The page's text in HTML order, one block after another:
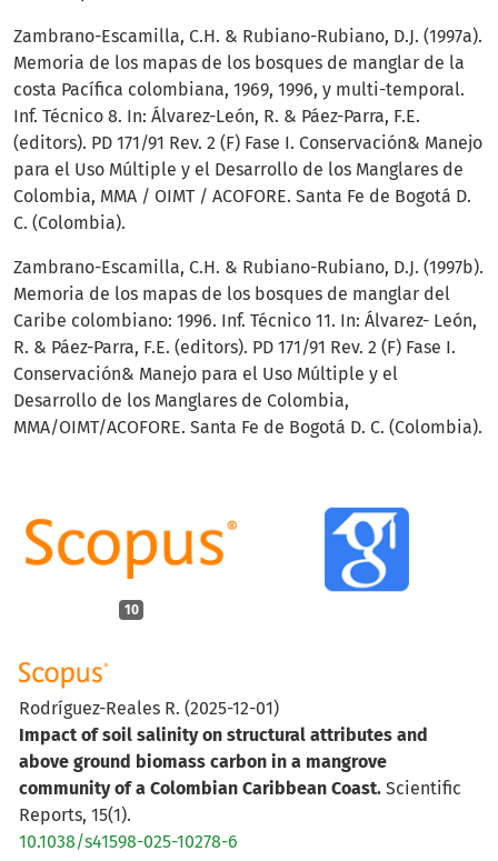
10
Rodríguez-Reales R. (2025-12-01)
Impact of soil salinity on structural attributes and
above ground biomass carbon in a mangrove
community of a Colombian Caribbean Coast. Scientific
Reports, 15(1).
10.1038/s41598-025-10278-6
Zambrano-Escamilla, C.H. & Rubiano-Rubiano, D.J. (1997a).
Memoria de los mapas de los bosques de manglar de la
costa Pacífica colombiana, 1969, 1996, y multi-temporal.
Inf. Técnico 8. In: Álvarez-León, R. & Páez-Parra, F.E.
(editors). PD 171/91 Rev. 2 (F) Fase I. Conservación& Manejo
para el Uso Múltiple y el Desarrollo de los Manglares de
Colombia, MMA / OIMT / ACOFORE. Santa Fe de Bogotá D.
C. (Colombia).
Zambrano-Escamilla, C.H. & Rubiano-Rubiano, D.J. (1997b).
Memoria de los mapas de los bosques de manglar del
Caribe colombiano: 1996. Inf. Técnico 11. In: Álvarez- León,
R. & Páez-Parra, F.E. (editors). PD 171/91 Rev. 2 (F) Fase I.
Conservación& Manejo para el Uso Múltiple y el
Desarrollo de los Manglares de Colombia,
MMA/OIMT/ACOFORE. Santa Fe de Bogotá D. C. (Colombia).